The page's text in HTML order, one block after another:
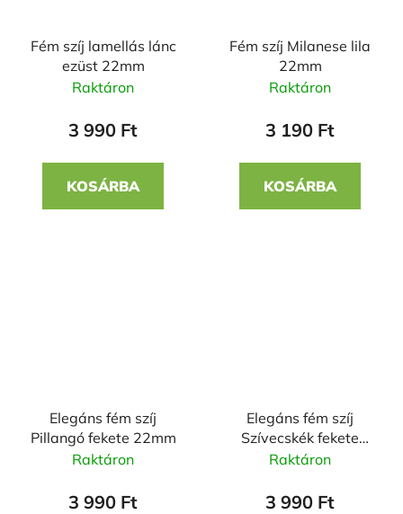
Fém szíj lamellás lánc
ezüst 22mm
Raktáron
3 990 Ft
KOSÁRBA
Fém szíj Milanese lila
22mm
Raktáron
3 190 Ft
KOSÁRBA
Elegáns fém szíj
Pillangó fekete 22mm
Raktáron
3 990 Ft
Elegáns fém szíj
Szívecskék fekete
22mm
Raktáron
3 990 Ft